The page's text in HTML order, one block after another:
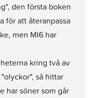
den första boken
för att återanpassa
men MI6 har
kring två av
så hittar
har söner som går